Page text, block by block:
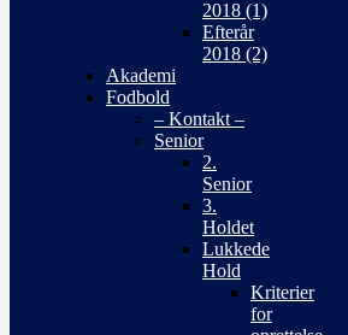
2018 (1)
Efterår
2018 (2)
Akademi
Fodbold
– Kontakt –
Senior
2.
Senior
3.
Holdet
Lukkede
Hold
Kriterier
for